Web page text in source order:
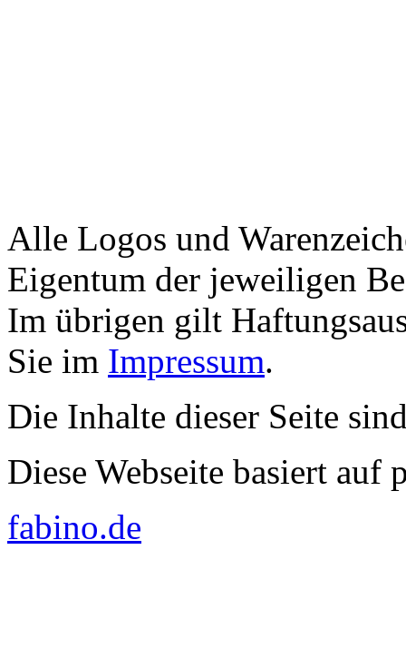
Alle Logos und
Eigentum der jeweiligen
Im übrigen gilt
Sie im Impressum.
Die Inhalte dieser Seite
Diese Webseite basiert auf
fabino.de